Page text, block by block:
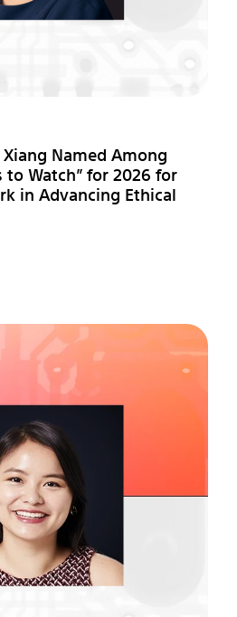
Xiang Named Among
to Watch” for 2026 for
in Advancing Ethical